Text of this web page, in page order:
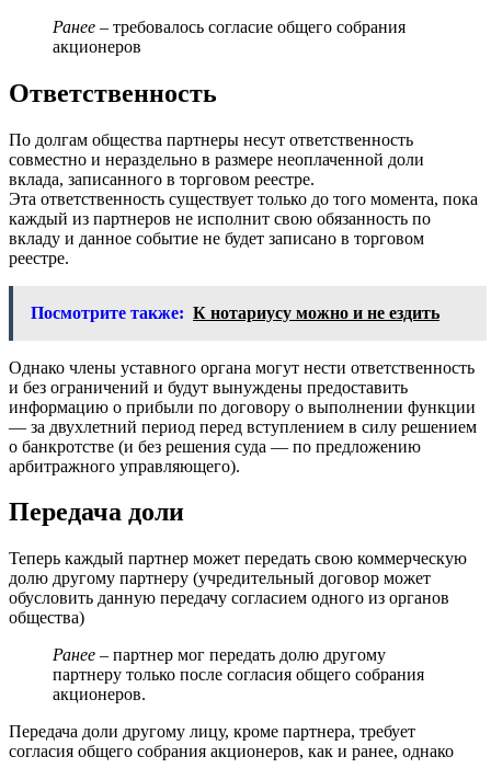
Ранее – требовалось согласие общего собрания
акционеров
Ответственность
По долгам общества партнеры несут ответственность
совместно и нераздельно в размере неоплаченной доли
вклада, записанного в торговом реестре.
Эта ответственность существует только до того момента, пока
каждый из партнеров не исполнит свою обязанность по
вкладу и данное событие не будет записано в торговом
реестре.
Посмотрите также: К нотариусу можно и не ездить
Однако члены уставного органа могут нести ответственность
и без ограничений и будут вынуждены предоставить
информацию о прибыли по договору о выполнении функции
— за двухлетний период перед вступлением в силу решением
о банкротстве (и без решения суда — по предложению
арбитражного управляющего).
Передача доли
Теперь каждый партнер может передать свою коммерческую
долю другому партнеру (учредительный договор может
обусловить данную передачу согласием одного из органов
общества)
Ранее – партнер мог передать долю другому
партнеру только после согласия общего собрания
акционеров.
Передача доли другому лицу, кроме партнера, требует
согласия общего собрания акционеров, как и ранее, однако